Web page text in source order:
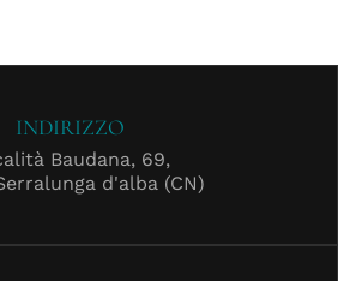
INDIRIZZO
Baudana, 69,
d'alba (CN)